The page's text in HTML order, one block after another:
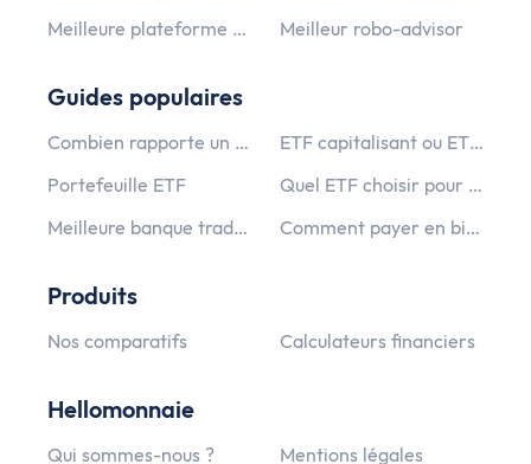
Meilleure plateforme crypto monnaie
Meilleur robo-advisor
Guides populaires
Combien rapporte un PEA ?
ETF capitalisant ou ETF distribuant ?
Portefeuille ETF
Quel ETF choisir pour un PEA PME ?
Meilleure banque traditionnelle
Comment payer en bitcoin ?
Produits
Nos comparatifs Calculateurs financiers
Hellomonnaie
Qui sommes-nous ? Mentions légales